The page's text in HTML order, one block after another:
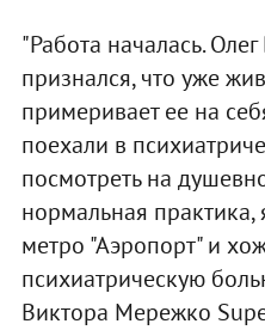
"Работа началась.
признался, что уже
примеривает ее на
поехали в
посмотреть на
нормальная
метро "Аэропорт" и
психиатрическую
Виктора Мережко